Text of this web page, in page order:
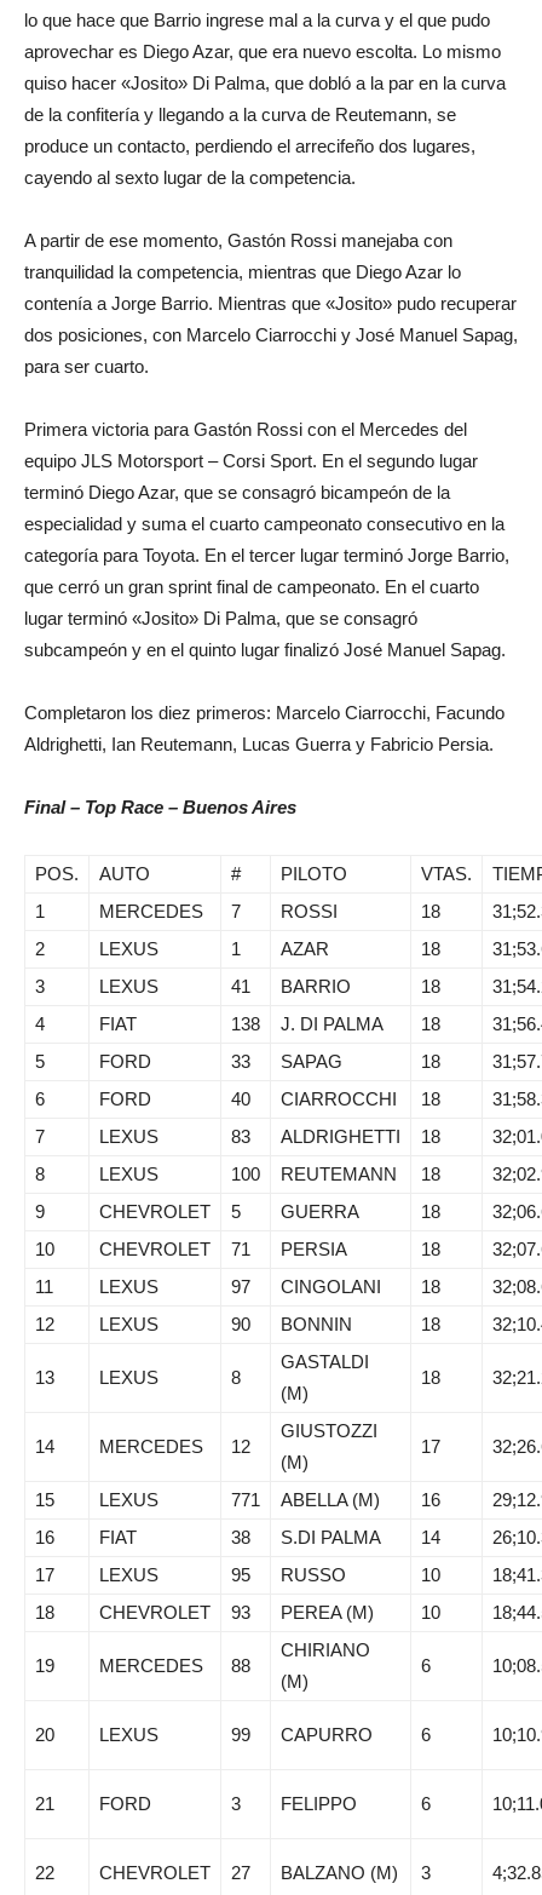
lo que hace que Barrio ingrese mal a la curva y el que pudo
aprovechar es Diego Azar, que era nuevo escolta. Lo mismo
quiso hacer «Josito» Di Palma, que dobló a la par en la curva
de la confitería y llegando a la curva de Reutemann, se
produce un contacto, perdiendo el arrecifeño dos lugares,
cayendo al sexto lugar de la competencia.
A partir de ese momento, Gastón Rossi manejaba con
tranquilidad la competencia, mientras que Diego Azar lo
contenía a Jorge Barrio. Mientras que «Josito» pudo recuperar
dos posiciones, con Marcelo Ciarrocchi y José Manuel Sapag,
para ser cuarto.
Primera victoria para Gastón Rossi con el Mercedes del
equipo JLS Motorsport – Corsi Sport. En el segundo lugar
terminó Diego Azar, que se consagró bicampeón de la
especialidad y suma el cuarto campeonato consecutivo en la
categoría para Toyota. En el tercer lugar terminó Jorge Barrio,
que cerró un gran sprint final de campeonato. En el cuarto
lugar terminó «Josito» Di Palma, que se consagró
subcampeón y en el quinto lugar finalizó José Manuel Sapag.
Completaron los diez primeros: Marcelo Ciarrocchi, Facundo
Aldrighetti, Ian Reutemann, Lucas Guerra y Fabricio Persia.
Final – Top Race – Buenos Aires
POS. AUTO # PILOTO VTAS.
1
MERCEDES 7 ROSSI 18
2
LEXUS 1 AZAR 18
3
LEXUS 41 BARRIO 18
4
FIAT 138 J. DI PALMA 18
5
FORD 33 SAPAG 18
6
FORD 40 CIARROCCHI 18
7
LEXUS 83 ALDRIGHETTI 18
8
LEXUS 100 REUTEMANN 18
9
CHEVROLET 5 GUERRA 18
10
CHEVROLET 71 PERSIA 18
11
LEXUS 97 CINGOLANI 18
12
LEXUS 90 BONNIN 18
13 LEXUS 8
GASTALDI
(M)
18
14 MERCEDES 12
GIUSTOZZI
(M)
17
15 LEXUS 771 ABELLA (M) 16
16
FIAT 38 S.DI PALMA 14
17
LEXUS 95 RUSSO 10
18
CHEVROLET 93 PEREA (M) 10
19 MERCEDES 88
CHIRIANO
(M)
6
20 LEXUS 99 CAPURRO 6
21 FORD 3 FELIPPO 6
22 CHEVROLET 27 BALZANO (M) 3